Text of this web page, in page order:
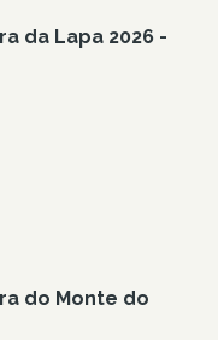
da Lapa 2026 -
do Monte do